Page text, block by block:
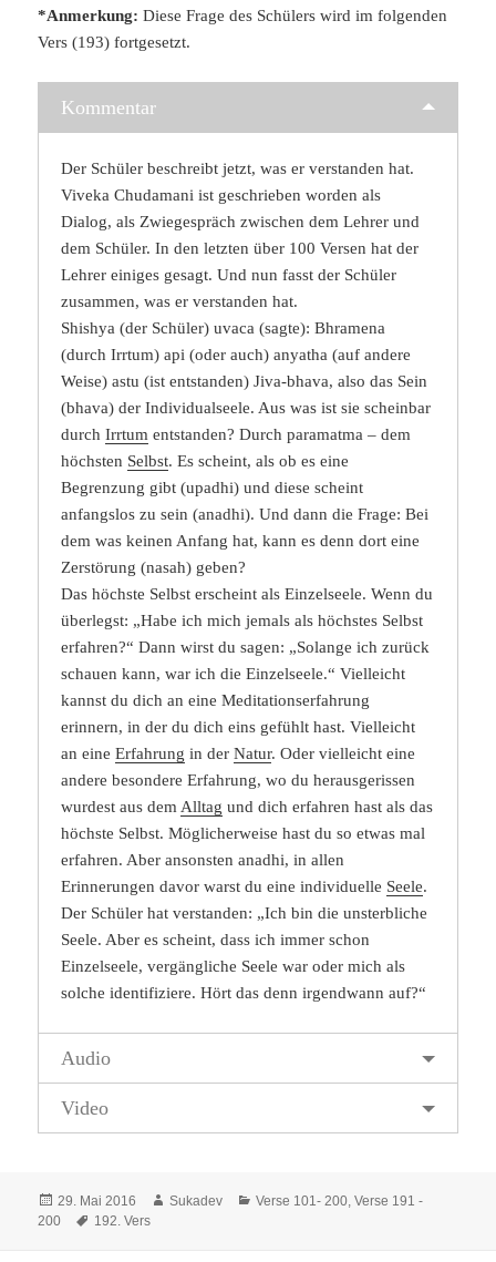
*Anmerkung: Diese Frage des Schülers wird im folgenden
Vers (193) fortgesetzt.
Kommentar
Der Schüler beschreibt jetzt, was er verstanden hat.
Viveka Chudamani ist geschrieben worden als
Dialog, als Zwiegespräch zwischen dem Lehrer und
dem Schüler. In den letzten über 100 Versen hat der
Lehrer einiges gesagt. Und nun fasst der Schüler
zusammen, was er verstanden hat.
Shishya (der Schüler) uvaca (sagte): Bhramena
(durch Irrtum) api (oder auch) anyatha (auf andere
Weise) astu (ist entstanden) Jiva-bhava, also das Sein
(bhava) der Individualseele. Aus was ist sie scheinbar
durchIrrtum entstanden? Durch paramatma – dem
höchsten Selbst. Es scheint, als ob es eine
Begrenzung gibt (upadhi) und diese scheint
anfangslos zu sein (anadhi). Und dann die Frage: Bei
dem was keinen Anfang hat, kann es denn dort eine
Zerstörung (nasah) geben?
Das höchste Selbst erscheint als Einzelseele. Wenn du
überlegst: „Habe ich mich jemals als höchstes Selbst
erfahren?“ Dann wirst du sagen: „Solange ich zurück
schauen kann, war ich die Einzelseele.“ Vielleicht
kannst du dich an eine Meditationserfahrung
erinnern, in der du dich eins gefühlt hast. Vielleicht
an eineErfahrung in derNatur. Oder vielleicht eine
andere besondere Erfahrung, wo du herausgerissen
wurdest aus demAlltag und dich erfahren hast als das
höchste Selbst. Möglicherweise hast du so etwas mal
erfahren. Aber ansonsten anadhi, in allen
Erinnerungen davor warst du eine individuelle Seele.
Der Schüler hat verstanden: „Ich bin die unsterbliche
Seele. Aber es scheint, dass ich immer schon
Einzelseele, vergängliche Seele war oder mich als
solche identifiziere. Hört das denn irgendwann auf?“
Audio
Video
Veröffentlicht
am
29. Mai 2016 Autor
Sukadev Kategorien
Verse 101- 200,Verse 191 -
200
Schlagwörter
192. Vers